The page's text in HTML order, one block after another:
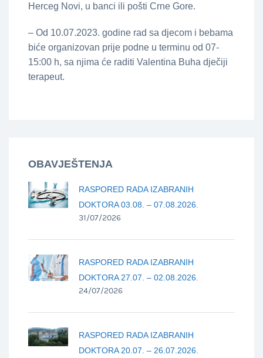
Herceg Novi, u banci ili pošti Crne Gore.
– Od 10.07.2023. godine rad sa djecom i bebama
biće organizovan prije podne u terminu od 07-
15:00 h, sa njima će raditi Valentina Buha dječiji
terapeut.
OBAVJEŠTENJA
RASPORED RADA IZABRANIH
DOKTORA 03.08. – 07.08.2026.
31/07/2026
RASPORED RADA IZABRANIH
DOKTORA 27.07. – 02.08.2026.
24/07/2026
RASPORED RADA IZABRANIH
DOKTORA 20.07. – 26.07.2026.